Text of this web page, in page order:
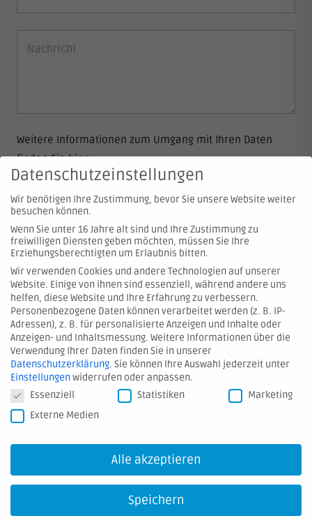
Weitere Informationen zum Umgang mit Ihren Daten
finden Siehier.
© 2026 Hartmann Valves GmbH
Kontakt
Hinweis melden
AGB
Datenschutz
Datenschutzeinstellungen
Wir benötigen Ihre Zustimmung, bevor Sie unsere Website weiter
besuchen können.
Wenn Sie unter 16 Jahre alt sind und Ihre Zustimmung zu
freiwilligen Diensten geben möchten, müssen Sie Ihre
Erziehungsberechtigten um Erlaubnis bitten.
Wir verwenden Cookies und andere Technologien auf unserer
Website. Einige von ihnen sind essenziell, während andere uns
helfen, diese Website und Ihre Erfahrung zu verbessern.
Personenbezogene Daten können verarbeitet werden (z. B. IP-
Adressen), z. B. für personalisierte Anzeigen und Inhalte oder
Anzeigen- und Inhaltsmessung. Weitere Informationen über die
Verwendung Ihrer Daten finden Sie in unserer
Datenschutzerklärung. Sie können Ihre Auswahl jederzeit unter
Einstellungenwiderrufen oder anpassen.
Datenschutzeinstellungen
Essenziell Statistiken
Marketing
Externe Medien
Alle akzeptieren
Speichern